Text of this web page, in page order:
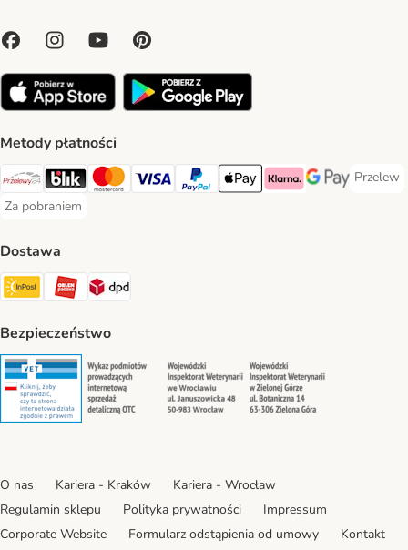
Metody płatności
Przelewy24 Payment Method
Blik Payment Method
MasterCard Payment Method
Visa Payment Method
PayPal Payment Method
Apple Pay Payment Method
Klarna Payment Method
Google Pay
Przelew
Przelew
Za pobraniem
Za pobraniem Payment Method
Dostawa
Paczkomat® Shipping Method
ORLEN Paczka Shipping Method
DPD Shipping Method
Bezpieczeństwo
Security Security Security
O nas Kariera - Kraków
Kariera - Wrocław
Regulamin sklepu
Polityka prywatności
Impressum
Corporate Website
Formularz odstąpienia od umowy
Kontakt